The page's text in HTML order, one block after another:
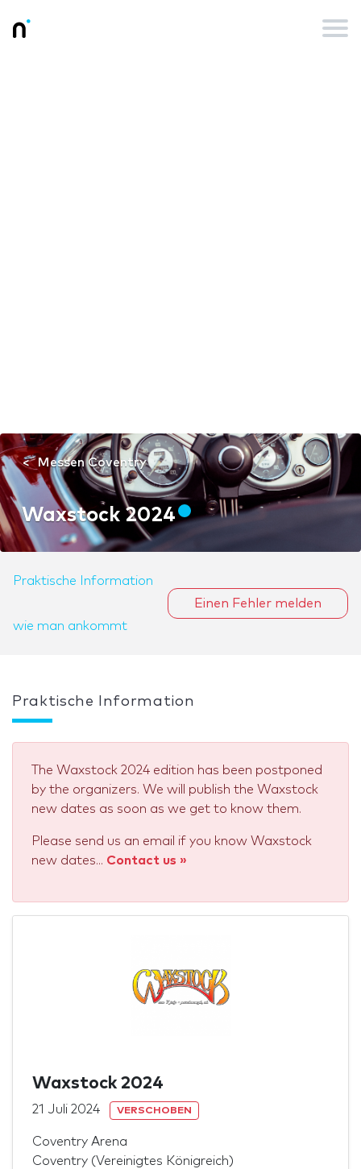
Messen Coventry
Waxstock 2024
Praktische Information
wie man ankommt
Einen Fehler melden
Praktische Information
The Waxstock 2024 edition has been postponed
by the organizers. We will publish the Waxstock
new dates as soon as we get to know them.
Please send us an email if you know Waxstock
new dates... Contact us »
Waxstock 2024
21 Juli 2024 VERSCHOBEN
Coventry Arena
Coventry (Vereinigtes Königreich)